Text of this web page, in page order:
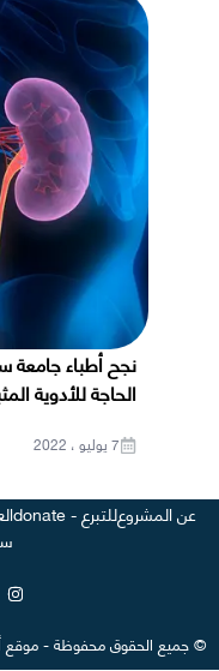
نجح أطباء جامعة
الحاجة للأدوية
7 يوليو ، 2022
عن المشروعللتبرع - donate
©جميع الحقوق محفوظة-موقع